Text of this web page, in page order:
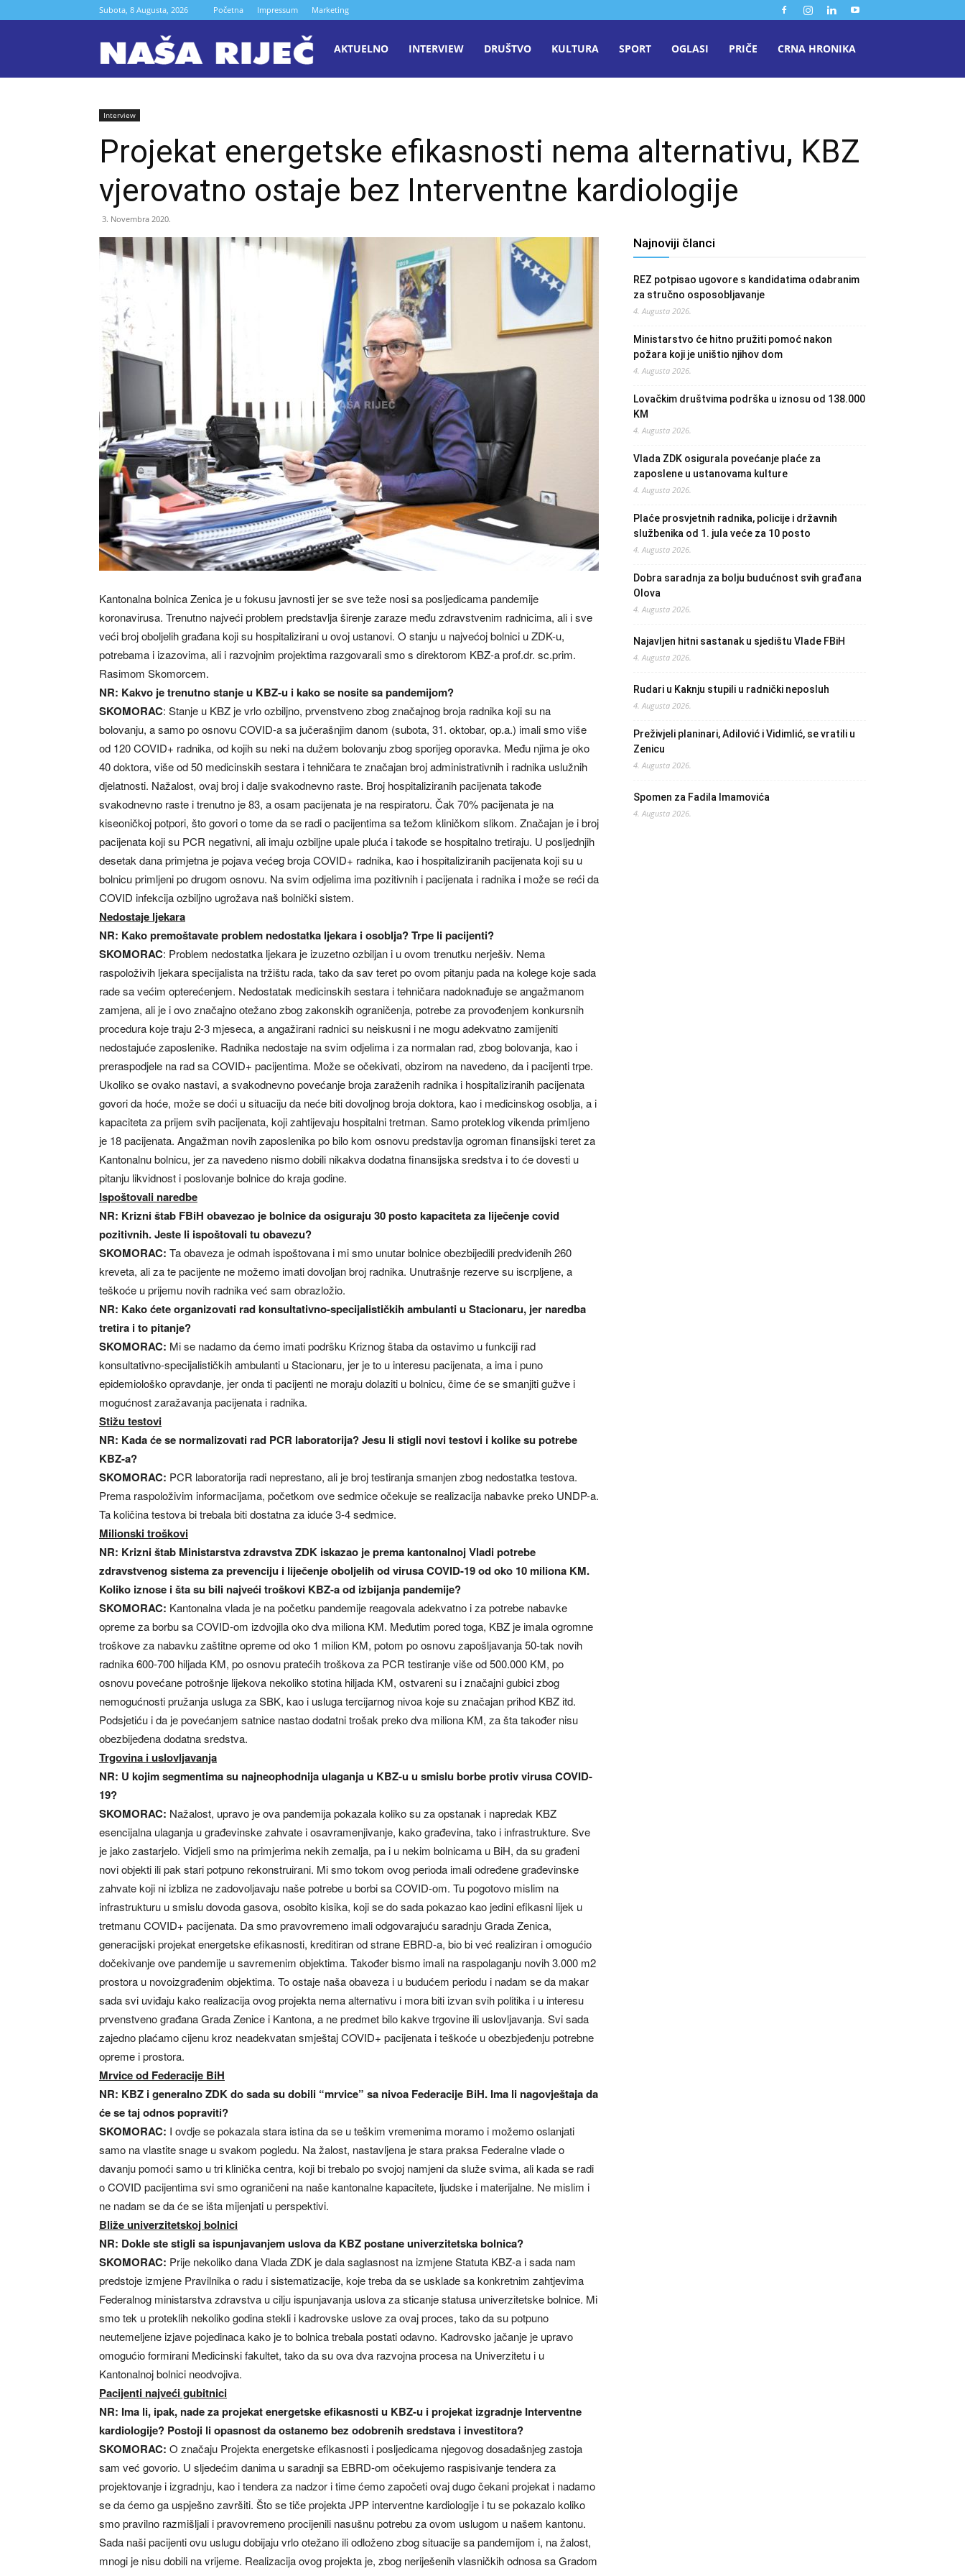
Subota, 8 Augusta, 2026 Početna Impressum Marketing
Naša
Zenica
AKTUELNO INTERVIEW DRUŠTVO KULTURA SPORT OGLASI PRIČE CRNA HRONIKA
Interview
Projekat energetske efikasnosti nema alternativu, KBZ
vjerovatno ostaje bez Interventne kardiologije
3. Novembra 2020.
Kantonalna bolnica Zenica je u fokusu javnosti jer se sve teže nosi sa posljedicama pandemije
koronavirusa. Trenutno najveći problem predstavlja širenje zaraze među zdravstvenim radnicima, ali i sve
veći broj oboljelih građana koji su hospitalizirani u ovoj ustanovi. O stanju u najvećoj bolnici u ZDK-u,
potrebama i izazovima, ali i razvojnim projektima razgovarali smo s direktorom KBZ-a prof.dr. sc.prim.
Rasimom Skomorcem.
NR: Kakvo je trenutno stanje u KBZ-u i kako se nosite sa pandemijom?
SKOMORAC: Stanje u KBZ je vrlo ozbiljno, prvenstveno zbog značajnog broja radnika koji su na
bolovanju, a samo po osnovu COVID-a sa jučerašnjim danom (subota, 31. oktobar, op.a.) imali smo više
od 120 COVID+ radnika, od kojih su neki na dužem bolovanju zbog sporijeg oporavka. Među njima je oko
40 doktora, više od 50 medicinskih sestara i tehničara te značajan broj administrativnih i radnika uslužnih
djelatnosti. Nažalost, ovaj broj i dalje svakodnevno raste. Broj hospitaliziranih pacijenata takođe
svakodnevno raste i trenutno je 83, a osam pacijenata je na respiratoru. Čak 70% pacijenata je na
kiseoničkoj potpori, što govori o tome da se radi o pacijentima sa težom kliničkom slikom. Značajan je i broj
pacijenata koji su PCR negativni, ali imaju ozbiljne upale pluća i takođe se hospitalno tretiraju. U posljednjih
desetak dana primjetna je pojava većeg broja COVID+ radnika, kao i hospitaliziranih pacijenata koji su u
bolnicu primljeni po drugom osnovu. Na svim odjelima ima pozitivnih i pacijenata i radnika i može se reći da
COVID infekcija ozbiljno ugrožava naš bolnički sistem.
Nedostaje ljekara
NR: Kako premoštavate problem nedostatka ljekara i osoblja? Trpe li pacijenti?
SKOMORAC: Problem nedostatka ljekara je izuzetno ozbiljan i u ovom trenutku nerješiv. Nema
raspoloživih ljekara specijalista na tržištu rada, tako da sav teret po ovom pitanju pada na kolege koje sada
rade sa većim opterećenjem. Nedostatak medicinskih sestara i tehničara nadoknađuje se angažmanom
zamjena, ali je i ovo značajno otežano zbog zakonskih ograničenja, potrebe za provođenjem konkursnih
procedura koje traju 2-3 mjeseca, a angažirani radnici su neiskusni i ne mogu adekvatno zamijeniti
nedostajuće zaposlenike. Radnika nedostaje na svim odjelima i za normalan rad, zbog bolovanja, kao i
preraspodjele na rad sa COVID+ pacijentima. Može se očekivati, obzirom na navedeno, da i pacijenti trpe.
Ukoliko se ovako nastavi, a svakodnevno povećanje broja zaraženih radnika i hospitaliziranih pacijenata
govori da hoće, može se doći u situaciju da neće biti dovoljnog broja doktora, kao i medicinskog osoblja, a i
kapaciteta za prijem svih pacijenata, koji zahtijevaju hospitalni tretman. Samo proteklog vikenda primljeno
je 18 pacijenata. Angažman novih zaposlenika po bilo kom osnovu predstavlja ogroman finansijski teret za
Kantonalnu bolnicu, jer za navedeno nismo dobili nikakva dodatna finansijska sredstva i to će dovesti u
pitanju likvidnost i poslovanje bolnice do kraja godine.
Ispoštovali naredbe
NR: Krizni štab FBiH obavezao je bolnice da osiguraju 30 posto kapaciteta za liječenje covid
pozitivnih. Jeste li ispoštovali tu obavezu?
SKOMORAC: Ta obaveza je odmah ispoštovana i mi smo unutar bolnice obezbijedili predviđenih 260
kreveta, ali za te pacijente ne možemo imati dovoljan broj radnika. Unutrašnje rezerve su iscrpljene, a
teškoće u prijemu novih radnika već sam obrazložio.
NR: Kako ćete organizovati rad konsultativno-specijalističkih ambulanti u Stacionaru, jer naredba
tretira i to pitanje?
SKOMORAC: Mi se nadamo da ćemo imati podršku Kriznog štaba da ostavimo u funkciji rad
konsultativno-specijalističkih ambulanti u Stacionaru, jer je to u interesu pacijenata, a ima i puno
epidemiološko opravdanje, jer onda ti pacijenti ne moraju dolaziti u bolnicu, čime će se smanjiti gužve i
mogućnost zaražavanja pacijenata i radnika.
Stižu testovi
NR: Kada će se normalizovati rad PCR laboratorija? Jesu li stigli novi testovi i kolike su potrebe
KBZ-a?
SKOMORAC: PCR laboratorija radi neprestano, ali je broj testiranja smanjen zbog nedostatka testova.
Prema raspoloživim informacijama, početkom ove sedmice očekuje se realizacija nabavke preko UNDP-a.
Ta količina testova bi trebala biti dostatna za iduće 3-4 sedmice.
Milionski troškovi
NR: Krizni štab Ministarstva zdravstva ZDK iskazao je prema kantonalnoj Vladi potrebe
zdravstvenog sistema za prevenciju i liječenje oboljelih od virusa COVID-19 od oko 10 miliona KM.
Koliko iznose i šta su bili najveći troškovi KBZ-a od izbijanja pandemije?
SKOMORAC: Kantonalna vlada je na početku pandemije reagovala adekvatno i za potrebe nabavke
opreme za borbu sa COVID-om izdvojila oko dva miliona KM. Međutim pored toga, KBZ je imala ogromne
troškove za nabavku zaštitne opreme od oko 1 milion KM, potom po osnovu zapošljavanja 50-tak novih
radnika 600-700 hiljada KM, po osnovu pratećih troškova za PCR testiranje više od 500.000 KM, po
osnovu povećane potrošnje lijekova nekoliko stotina hiljada KM, ostvareni su i značajni gubici zbog
nemogućnosti pružanja usluga za SBK, kao i usluga tercijarnog nivoa koje su značajan prihod KBZ itd.
Podsjetiću i da je povećanjem satnice nastao dodatni trošak preko dva miliona KM, za šta također nisu
obezbijeđena dodatna sredstva.
Trgovina i uslovljavanja
NR: U kojim segmentima su najneophodnija ulaganja u KBZ-u u smislu borbe protiv virusa COVID-
19?
SKOMORAC: Nažalost, upravo je ova pandemija pokazala koliko su za opstanak i napredak KBZ
esencijalna ulaganja u građevinske zahvate i osavramenjivanje, kako građevina, tako i infrastrukture. Sve
je jako zastarjelo. Vidjeli smo na primjerima nekih zemalja, pa i u nekim bolnicama u BiH, da su građeni
novi objekti ili pak stari potpuno rekonstruirani. Mi smo tokom ovog perioda imali određene građevinske
zahvate koji ni izbliza ne zadovoljavaju naše potrebe u borbi sa COVID-om. Tu pogotovo mislim na
infrastrukturu u smislu dovoda gasova, osobito kisika, koji se do sada pokazao kao jedini efikasni lijek u
tretmanu COVID+ pacijenata. Da smo pravovremeno imali odgovarajuću saradnju Grada Zenica,
generacijski projekat energetske efikasnosti, kreditiran od strane EBRD-a, bio bi već realiziran i omogućio
dočekivanje ove pandemije u savremenim objektima. Također bismo imali na raspolaganju novih 3.000 m2
prostora u novoizgrađenim objektima. To ostaje naša obaveza i u budućem periodu i nadam se da makar
sada svi uviđaju kako realizacija ovog projekta nema alternativu i mora biti izvan svih politika i u interesu
prvenstveno građana Grada Zenice i Kantona, a ne predmet bilo kakve trgovine ili uslovljavanja. Svi sada
zajedno plaćamo cijenu kroz neadekvatan smještaj COVID+ pacijenata i teškoće u obezbjeđenju potrebne
opreme i prostora.
Mrvice od Federacije BiH
NR: KBZ i generalno ZDK do sada su dobili “mrvice” sa nivoa Federacije BiH. Ima li nagovještaja da
će se taj odnos popraviti?
SKOMORAC: I ovdje se pokazala stara istina da se u teškim vremenima moramo i možemo oslanjati
samo na vlastite snage u svakom pogledu. Na žalost, nastavljena je stara praksa Federalne vlade o
davanju pomoći samo u tri klinička centra, koji bi trebalo po svojoj namjeni da služe svima, ali kada se radi
o COVID pacijentima svi smo ograničeni na naše kantonalne kapacitete, ljudske i materijalne. Ne mislim i
ne nadam se da će se išta mijenjati u perspektivi.
Bliže univerzitetskoj bolnici
NR: Dokle ste stigli sa ispunjavanjem uslova da KBZ postane univerzitetska bolnica?
SKOMORAC: Prije nekoliko dana Vlada ZDK je dala saglasnost na izmjene Statuta KBZ-a i sada nam
predstoje izmjene Pravilnika o radu i sistematizacije, koje treba da se usklade sa konkretnim zahtjevima
Federalnog ministarstva zdravstva u cilju ispunjavanja uslova za sticanje statusa univerzitetske bolnice. Mi
smo tek u proteklih nekoliko godina stekli i kadrovske uslove za ovaj proces, tako da su potpuno
neutemeljene izjave pojedinaca kako je to bolnica trebala postati odavno. Kadrovsko jačanje je upravo
omogućio formirani Medicinski fakultet, tako da su ova dva razvojna procesa na Univerzitetu i u
Kantonalnoj bolnici neodvojiva.
Pacijenti najveći gubitnici
NR: Ima li, ipak, nade za projekat energetske efikasnosti u KBZ-u i projekat izgradnje Interventne
kardiologije? Postoji li opasnost da ostanemo bez odobrenih sredstava i investitora?
SKOMORAC: O značaju Projekta energetske efikasnosti i posljedicama njegovog dosadašnjeg zastoja
sam već govorio. U sljedećim danima u saradnji sa EBRD-om očekujemo raspisivanje tendera za
projektovanje i izgradnju, kao i tendera za nadzor i time ćemo započeti ovaj dugo čekani projekat i nadamo
se da ćemo ga uspješno završiti. Što se tiče projekta JPP interventne kardiologije i tu se pokazalo koliko
smo pravilno razmišljali i pravovremeno procijenili nasušnu potrebu za ovom uslugom u našem kantonu.
Sada naši pacijenti ovu uslugu dobijaju vrlo otežano ili odloženo zbog situacije sa pandemijom i, na žalost,
mnogi je nisu dobili na vrijeme. Realizacija ovog projekta je, zbog neriješenih vlasničkih odnosa sa Gradom
Najnoviji članci
REZ potpisao ugovore s kandidatima odabranim
za stručno osposobljavanje
4. Augusta 2026.
Ministarstvo će hitno pružiti pomoć nakon
požara koji je uništio njihov dom
4. Augusta 2026.
Lovačkim društvima podrška u iznosu od 138.000
KM
4. Augusta 2026.
Vlada ZDK osigurala povećanje plaće za
zaposlene u ustanovama kulture
4. Augusta 2026.
Plaće prosvjetnih radnika, policije i državnih
službenika od 1. jula veće za 10 posto
4. Augusta 2026.
Dobra saradnja za bolju budućnost svih građana
Olova
4. Augusta 2026.
Najavljen hitni sastanak u sjedištu Vlade FBiH
4. Augusta 2026.
Rudari u Kaknju stupili u radnički neposluh
4. Augusta 2026.
Preživjeli planinari, Adilović i Vidimlić, se vratili u
Zenicu
4. Augusta 2026.
Spomen za Fadila Imamovića
4. Augusta 2026.